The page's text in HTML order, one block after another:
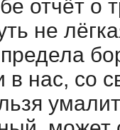
отчёт о
не
в нас, со